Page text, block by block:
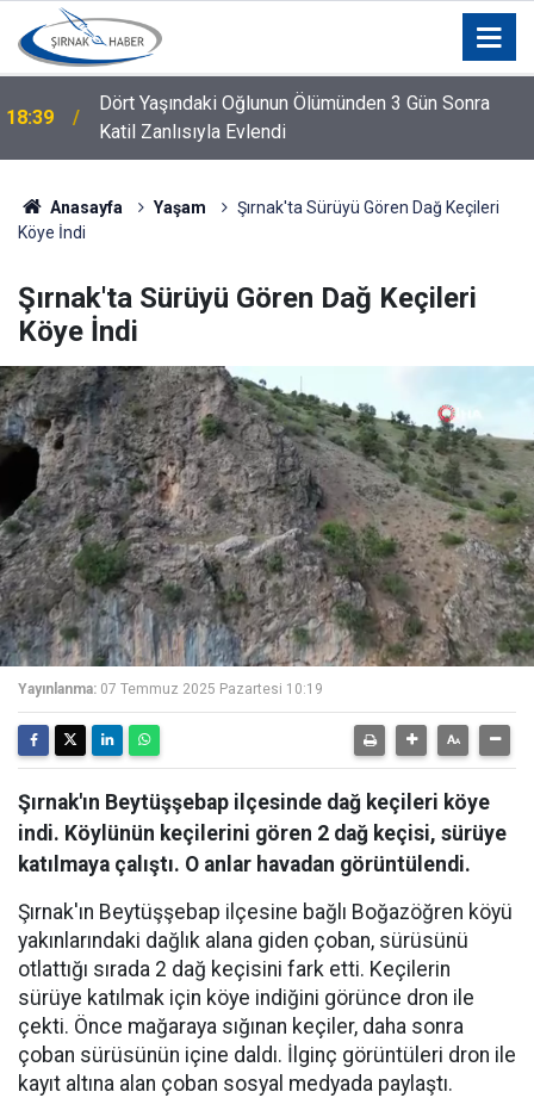
18:39
Dört Yaşındaki Oğlunun Ölümünden 3 Gün Sonra
Katil Zanlısıyla Evlendi
Anasayfa Yaşam
Şırnak'ta Sürüyü Gören Dağ Keçileri
Köye İndi
Şırnak'ta Sürüyü Gören Dağ Keçileri
Köye İndi
Yayınlanma: 07 Temmuz 2025 Pazartesi 10:19
Şırnak'ın Beytüşşebap ilçesinde dağ keçileri köye
indi. Köylünün keçilerini gören 2 dağ keçisi, sürüye
katılmaya çalıştı. O anlar havadan görüntülendi.
Şırnak'ın Beytüşşebap ilçesine bağlı Boğazöğren köyü
yakınlarındaki dağlık alana giden çoban, sürüsünü
otlattığı sırada 2 dağ keçisini fark etti. Keçilerin
sürüye katılmak için köye indiğini görünce dron ile
çekti. Önce mağaraya sığınan keçiler, daha sonra
çoban sürüsünün içine daldı. İlginç görüntüleri dron ile
kayıt altına alan çoban sosyal medyada paylaştı.